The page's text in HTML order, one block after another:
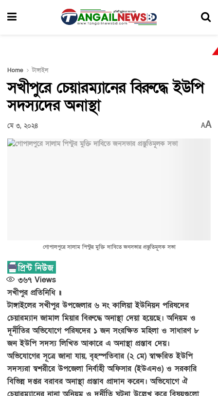
Home টাঙ্গাইল
সখীপুরে চেয়ারম্যানের বিরুদ্ধে ইউপি
সদস্যদের অনাস্থা
মে ৩, ২০২৪ AA
গোপালপুরে সালাম পিন্টুর মুক্তি দাবিতে জনসভার প্রস্তুতিমূলক সভা
৩৬৭ Views
সখীপুর প্রতিনিধি ॥
টাঙ্গাইলের সখীপুর উপজেলার ৬ নং কালিয়া ইউনিয়ন পরিষদের
চেয়ারম্যান জামাল মিয়ার বিরুদ্ধে অনাস্থা দেয়া হয়েছে। অনিয়ম ও
দূর্নীতির অভিযোগে পরিষদের ১ জন সংরক্ষিত মহিলা ও সাধারণ ৮
জন ইউপি সদস্য লিখিত আকারে এ অনাস্থা প্রস্তাব দেয়।
অভিযোগের সূত্রে জানা যায়, বৃহস্পতিবার (২ মে) স্বাক্ষরিত ইউপি
সদস্যরা স্বশরীরে উপজেলা নির্বাহী অফিসার (ইউএনও) ও সরকারি
বিভিন্ন দপ্তর বরাবর অনাস্থা প্রস্তাব প্রাদান করেন। অভিযোগে ঐ